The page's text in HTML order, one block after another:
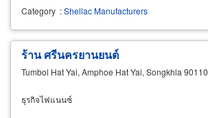
Category :Shellac Manufacturers
ร้าน ศรีนครยานยนต์
Tumbol Hat Yai, Amphoe Hat Yai, Songkhla 90110
ธุรกิจไฟแนนซ์